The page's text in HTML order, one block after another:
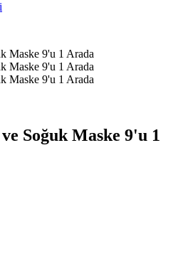
Soğuk Maske 9'u 1